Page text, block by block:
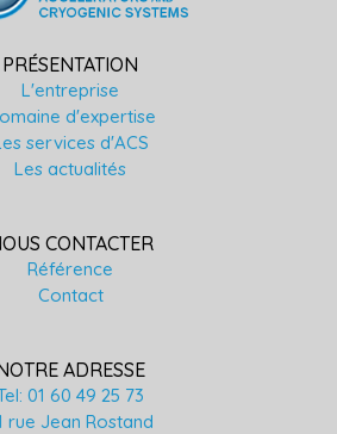
PRÉSENTATION
L'entreprise
d'expertise
services d'ACS
Les actualités
CONTACTER
Référence
Contact
ADRESSE
01 60 49 25 73
rue Jean Rostand